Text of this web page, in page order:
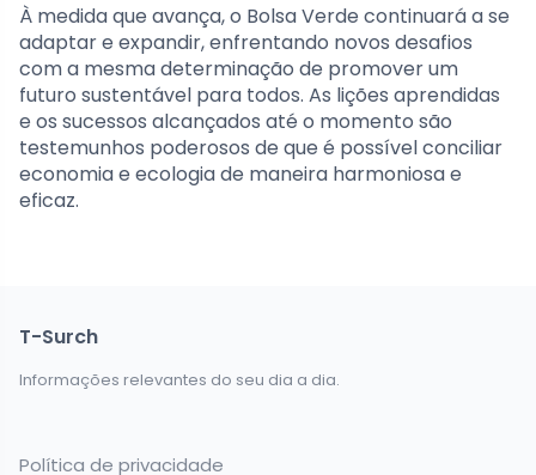
À medida que avança, o Bolsa Verde continuará a se
adaptar e expandir, enfrentando novos desafios
com a mesma determinação de promover um
futuro sustentável para todos. As lições aprendidas
e os sucessos alcançados até o momento são
testemunhos poderosos de que é possível conciliar
economia e ecologia de maneira harmoniosa e
eficaz.
T-Surch
Informações relevantes do seu dia a dia.
Política de privacidade